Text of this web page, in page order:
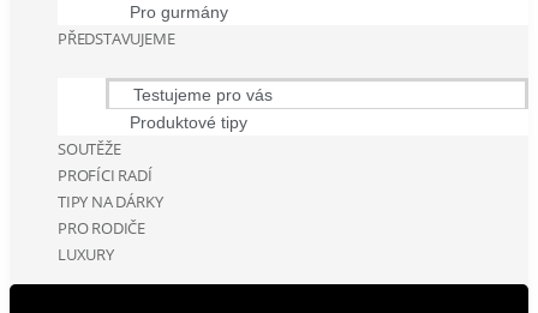
Pro gurmány
PŘEDSTAVUJEME
Testujeme pro vás
Produktové tipy
SOUTĚŽE
PROFÍCI RADÍ
TIPY NA DÁRKY
PRO RODIČE
LUXURY